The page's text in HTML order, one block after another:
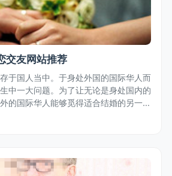
交友网站推荐
于国人当中。于身处外国的国际华人而
中一大问题。为了让无论是身处国内的
的国际华人能够觅得适合结婚的另一
些适合结缘的国际华人婚恋交友网站。